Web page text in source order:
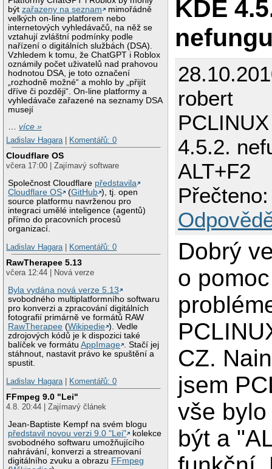
býtzařazeny na seznam
mimořádně
velkých on-line platforem nebo
internetových vyhledávačů, na něž se
vztahují zvláštní podmínky podle
nařízení o digitálních službách (DSA).
Vzhledem k tomu, že ChatGPT i Roblox
oznámily počet uživatelů nad prahovou
hodnotou DSA, je toto označení
„rozhodně možné“ a mohlo by „přijít
dříve či později“. On-line platformy a
vyhledávače zařazené na seznamy DSA
musejí
…více »
Ladislav Hagara
Komentářů: 0
Cloudflare OS
včera 17:00 | Zajímavý software
Společnost Cloudflare představila
Cloudflare OS
(GitHub ), tj. open
source platformu navrženou pro
integraci umělé inteligence (agentů)
přímo do pracovních procesů
organizací.
Ladislav Hagara
Komentářů: 0
RawTherapee 5.13
včera 12:44 | Nová verze
Byla vydána nová verze 5.13
svobodného multiplatformního softwaru
pro konverzi a zpracování digitálních
fotografií primárně ve formátů RAW
RawTherapee (Wikipedie ). Vedle
zdrojových kódů je k dispozici také
balíček ve formátuAppImage . Stačí jej
stáhnout, nastavit právo ke spuštění a
spustit.
Ladislav Hagara
Komentářů: 0
FFmpeg 9.0 "Lei"
4.8. 20:44 | Zajímavý článek
Jean-Baptiste Kempf na svém blogu
představil novou verzi 9.0 "Lei"
kolekce
svobodného softwaru umožňujícího
nahrávání, konverzi a streamovaní
digitálního zvuku a obrazu FFmpeg
KDE
robert
4.5.2.
ALT+F2
Dobrý
o
CZ.
jsem
vše
být a